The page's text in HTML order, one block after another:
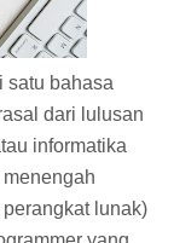
satu bahasa
dari lulusan
informatika
lunak)